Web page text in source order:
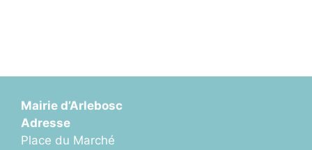
Mairie d’Arlebosc
Adresse
Place du Marché